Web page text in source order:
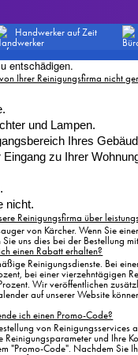
Handwerker auf Zeit
kaputt machen, sagen
und Schäden werden von
Wir werden
entschädigen.
Ihrer Reinigungsfirma nicht
und Lampen.
Ihres
Eingang zu Ihrer
nicht.
Reinigungsfirma über
von Kärcher. Wenn Sie
uns dies bei der Bestellung
einen Rabatt erhalten?
Reinigungsdienste. Bei
bei einer vierzehntägigen
Wir veröffentlichen
auf unserer Website
ich einen Promo-Code?
von Reinigungsservices
und Ihre
"Promo-Code". Nachdem Sie